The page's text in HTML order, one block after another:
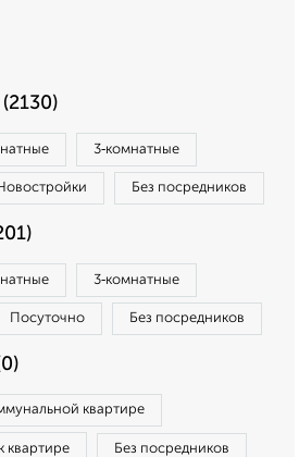
3‑комнатные
Без посредников
3‑комнатные
Посуточно Без посредников
квартире
квартире Без посредников